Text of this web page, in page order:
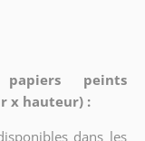
peints
x hauteur) :
dans les